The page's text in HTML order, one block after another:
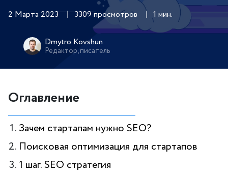
2 Марта 2023 3309 просмотров 1 мин.
Dmytro Kovshun
Редактор, писатель
Оглавление
Зачем стартапам нужно SEO?
Поисковая оптимизация для стартапов
1 шаг. SEO стратегия